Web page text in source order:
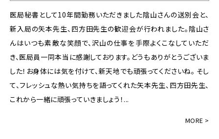
医局秘書として10年間勤務いただきました陰山さんの送別会と、
新入局の矢本先生、四方田先生の歓迎会が行われました。陰山さ
んはいつも素敵な笑顔で、沢山の仕事を手際よくこなしていただ
き、医局員一同本当に感謝しております。どうもありがとうございま
した！お身体には気を付けて、新天地でも頑張ってくださいね。 そし
て、フレッシュな熱い気持ちを語ってくれた矢本先生、四方田先生、
これから一緒に頑張っていきましょう！...